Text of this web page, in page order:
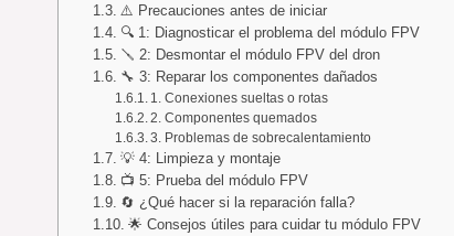
⚠️ Precauciones antes de iniciar
🔍 1: Diagnosticar el problema del módulo FPV
🪛 2: Desmontar el módulo FPV del dron
🔧 3: Reparar los componentes dañados
1. Conexiones sueltas o rotas
2. Componentes quemados
3. Problemas de sobrecalentamiento
💡 4: Limpieza y montaje
📺 5: Prueba del módulo FPV
🔄 ¿Qué hacer si la reparación falla?
🌟 Consejos útiles para cuidar tu módulo FPV